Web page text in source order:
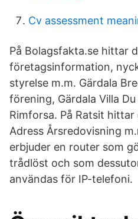
Cv assessment
På Bolagsfakta.se hittar
företagsinformation,
styrelse m.m. Gärdala
förening, Gärdala Villa
Rimforsa. På Ratsit
Adress Årsredovisning
erbjuder en router som
trådlöst och som
användas för IP-telefoni.